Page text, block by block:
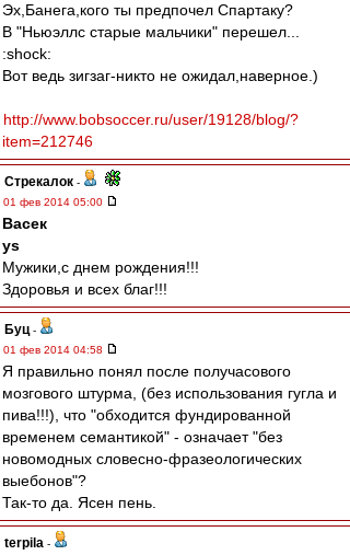
Эх,Банега,кого ты предпочел Спартаку?
В "Ньюэллс старые мальчики" перешел...
:shock:
Вот ведь зигзаг-никто не ожидал,наверное.)
http://www.bobsoccer.ru/user/19128/blog/?
item=212746
Стрекалок -
01 фев 2014 05:00
Васек
ys
Мужики,с днем рождения!!!
Здоровья и всех благ!!!
Буц -
01 фев 2014 04:58
Я правильно понял после получасового
мозгового штурма, (без использования гугла и
пива!!!), что "обходится фундированной
временем семантикой" - означает "без
новомодных словесно-фразеологических
выебонов"?
Так-то да. Ясен пень.
terpila -